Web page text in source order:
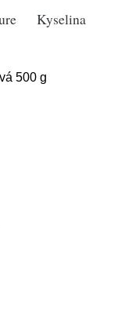
Kyselina
500 g